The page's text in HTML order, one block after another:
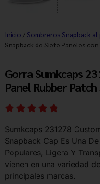
Inicio / Sombreros Snapback al
Snapback de Siete Paneles
Gorra Sumkcaps
Panel Rubber
Sumkcaps 231278
Snapback Cap Es Una
Populares, Ligera Y
vienen en una variedad
principales marcas.